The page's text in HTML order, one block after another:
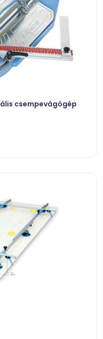
csempevágógép